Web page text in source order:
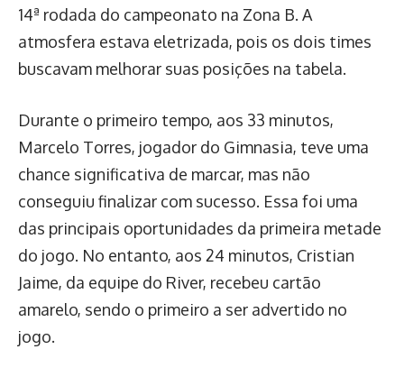
14ª rodada do campeonato na Zona B. A
atmosfera estava eletrizada, pois os dois times
buscavam melhorar suas posições na tabela.
Durante o primeiro tempo, aos 33 minutos,
Marcelo Torres, jogador do Gimnasia, teve uma
chance significativa de marcar, mas não
conseguiu finalizar com sucesso. Essa foi uma
das principais oportunidades da primeira metade
do jogo. No entanto, aos 24 minutos, Cristian
Jaime, da equipe do River, recebeu cartão
amarelo, sendo o primeiro a ser advertido no
jogo.